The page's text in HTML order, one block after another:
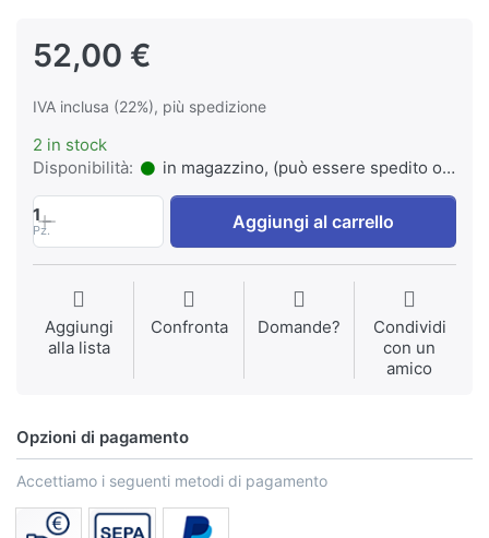
52,00 €
IVA inclusa (22%), più spedizione
2 in stock
Disponibilità:
in magazzino, (può essere spedito o ritirato)
1
Pz. Aggiungi al carrello
Aggiungi
alla lista
Confronta Domande?
Condividi
con un
amico
Opzioni di pagamento
Accettiamo i seguenti metodi di pagamento